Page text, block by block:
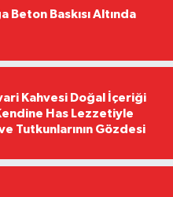
Beton Baskısı Altında
Kahvesi Doğal İçeriği
Has Lezzetiyle
Tutkunlarının Gözdesi